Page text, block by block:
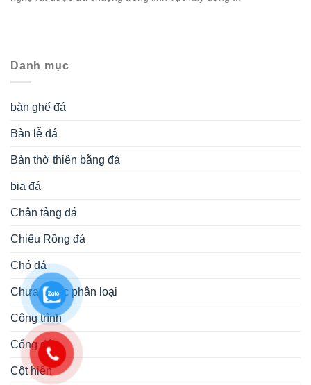
Danh mục
bàn ghế đá
Bàn lễ đá
Bàn thờ thiên bằng đá
bia đá
Chân tảng đá
Chiếu Rồng đá
Chó đá
Chưa được phân loại
Công trình
Cổng đá
Cột hiên